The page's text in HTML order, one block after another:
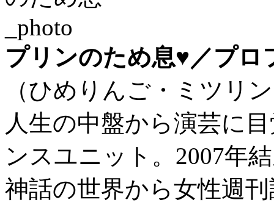
プリンのため息♥／プロ
（ひめりんご・ミツリ
人生の中盤から演芸に
ンスユニット。2007年
神話の世界から女性週